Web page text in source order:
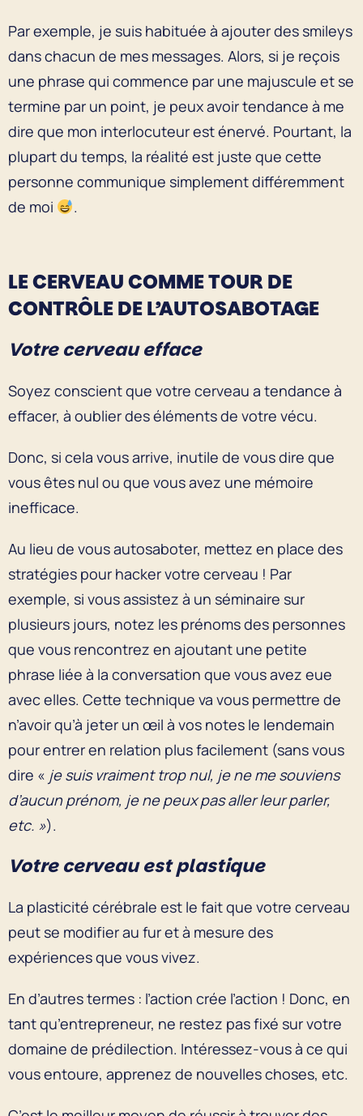
Par exemple, je suis habituée à ajouter des smileys
dans chacun de mes messages. Alors, si je reçois
une phrase qui commence par une majuscule et se
termine par un point, je peux avoir tendance à me
dire que mon interlocuteur est énervé. Pourtant, la
plupart du temps, la réalité est juste que cette
personne communique simplement différemment
de moi
.
LE CERVEAU COMME TOUR DE
CONTRÔLE DE L’AUTOSABOTAGE
Votre cerveau efface
Soyez conscient que votre cerveau a tendance à
effacer, à oublier des éléments de votre vécu.
Donc, si cela vous arrive, inutile de vous dire que
vous êtes nul ou que vous avez une mémoire
inefficace.
Au lieu de vous autosaboter, mettez en place des
stratégies pour hacker votre cerveau ! Par
exemple, si vous assistez à un séminaire sur
plusieurs jours, notez les prénoms des personnes
que vous rencontrez en ajoutant une petite
phrase liée à la conversation que vous avez eue
avec elles. Cette technique va vous permettre de
n’avoir qu’à jeter un œil à vos notes le lendemain
pour entrer en relation plus facilement (sans vous
dire « je suis vraiment trop nul, je ne me souviens
d’aucun prénom, je ne peux pas aller leur parler,
etc. »).
Votre cerveau est plastique
La plasticité cérébrale est le fait que votre cerveau
peut se modifier au fur et à mesure des
expériences que vous vivez.
En d’autres termes : l’action crée l’action ! Donc, en
tant qu’entrepreneur, ne restez pas fixé sur votre
domaine de prédilection. Intéressez-vous à ce qui
vous entoure, apprenez de nouvelles choses, etc.